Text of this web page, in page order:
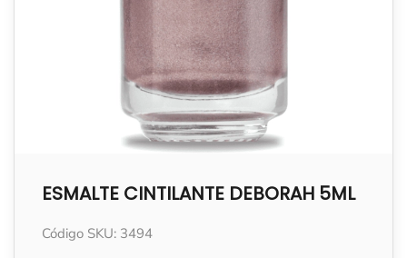
ESMALTE CINTILANTE DEBORAH 5ML
Código SKU: 3494